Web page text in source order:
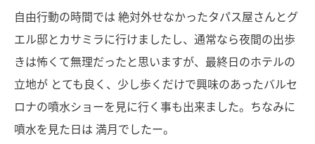
自由行動の時間では 絶対外せなかったタパス屋さんとグ
エル邸とカサミラに行けましたし、通常なら夜間の出歩
きは怖くて無理だったと思いますが、最終日のホテルの
立地が とても良く、少し歩くだけで興味のあったバルセ
ロナの噴水ショーを見に行く事も出来ました。ちなみに
噴水を見た日は 満月でしたー。